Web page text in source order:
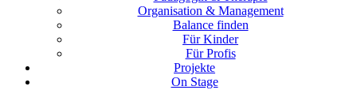
Organisation & Management
Balance finden
Für Kinder
Für Profis
Projekte
On Stage